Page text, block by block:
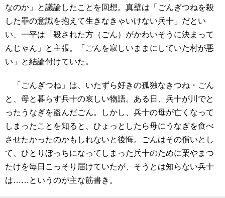
なのか」と議論したことを回想。真壁は「ごんぎつねを殺
した罪の意識を抱えて生きなきゃいけない兵十」だとい
い、一平は「殺された方（ごん）がかわいそうに決まって
んじゃん」と主張。「ごんを寂しいままにしていた村が悪
い」と結論付けていた。
「ごんぎつね」は、いたずら好きの孤独なきつね・ごん
と、母と暮らす兵十の哀しい物語。ある日、兵十が川でと
ったうなぎを盗んだごん。しかし、兵十の母が亡くなって
しまったことを知ると、ひょっとしたら母にうなぎを食べ
させたかったのかもしれないと後悔。ごんはその償いとし
て、ひとりぼっちになってしまった兵十のために栗やまつ
たけを毎日こっそり届けていたが、そうとは知らない兵十
は……というのが主な筋書き。